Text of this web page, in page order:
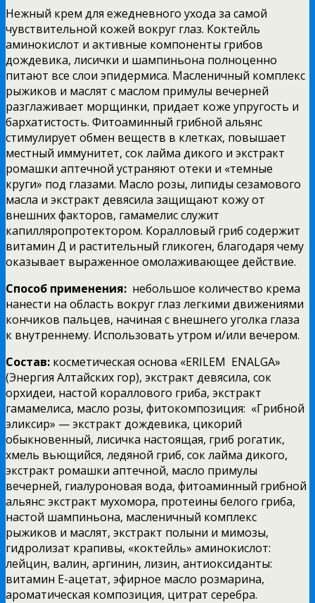
Нежный крем для ежедневного ухода за самой
чувствительной кожей вокруг глаз. Коктейль
аминокислот и активные компоненты грибов
дождевика, лисички и шампиньона полноценно
питают все слои эпидермиса. Масленичный комплекс
рыжиков и маслят с маслом примулы вечерней
разглаживает морщинки, придает коже упругость и
бархатистость. Фитоаминный грибной альянс
стимулирует обмен веществ в клетках, повышает
местный иммунитет, сок лайма дикого и экстракт
ромашки аптечной устраняют отеки и «темные
круги» под глазами. Масло розы, липиды сезамового
масла и экстракт девясила защищают кожу от
внешних факторов, гамамелис служит
капилляропротектором. Коралловый гриб содержит
витамин Д и растительный гликоген, благодаря чему
оказывает выраженное омолаживающее действие.
Способ применения: небольшое количество крема
нанести на область вокруг глаз легкими движениями
кончиков пальцев, начиная с внешнего уголка глаза
к внутреннему. Использовать утром и/или вечером.
Состав: косметическая основа «ERILEM ENALGA»
(Энергия Алтайских гор), экстракт девясила, сок
орхидеи, настой кораллового гриба, экстракт
гамамелиса, масло розы, фитокомпозиция: «Грибной
эликсир» — экстракт дождевика, цикорий
обыкновенный, лисичка настоящая, гриб рогатик,
хмель вьющийся, ледяной гриб, сок лайма дикого,
экстракт ромашки аптечной, масло примулы
вечерней, гиалуроновая вода, фитоаминный грибной
альянс: экстракт мухомора, протеины белого гриба,
настой шампиньона, масленичный комплекс
рыжиков и маслят, экстракт полыни и мимозы,
гидролизат крапивы, «коктейль» аминокислот:
лейцин, валин, аргинин, лизин, антиоксиданты:
витамин Е-ацетат, эфирное масло розмарина,
ароматическая композиция, цитрат серебра.